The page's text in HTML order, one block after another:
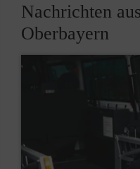
Nachrichten
Oberbayern